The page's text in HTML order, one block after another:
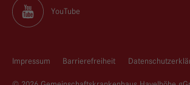
YouTube
Impressum Barrierefreiheit